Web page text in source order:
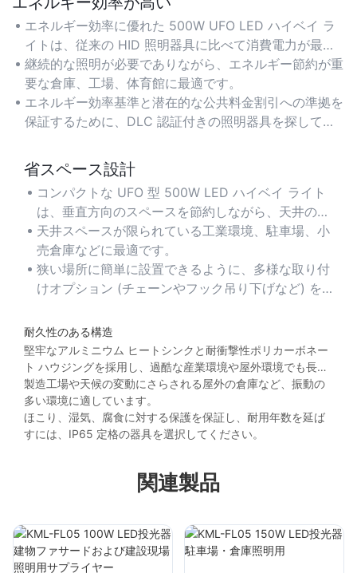
エネルギー効率に優れた 500W UFO LED ハイベイ ラ
イトは、従来の HID 照明器具に比べて消費電力が最大
50% 少なく、広いスペースの長期的な電気コストを削
減します。
継続的な照明が必要でありながら、エネルギー節約が重
要な倉庫、工場、体育館に最適です。
エネルギー効率基準と潜在的な公共料金割引への準拠を
保証するために、DLC 認証付きの照明器具を探してく
省スペース設計
コンパクトな UFO 型 500W LED ハイベイ ライト
は、垂直方向のスペースを節約しながら、天井の高
い環境で最適な光の分布を実現します。
天井スペースが限られている工業環境、駐車場、小
売倉庫などに最適です。
狭い場所に簡単に設置できるように、多様な取り付
けオプション (チェーンやフック吊り下げなど) を
耐久性のある構造
堅牢なアルミニウム ヒートシンクと耐衝撃性ポリカーボネー
ト ハウジングを採用し、過酷な産業環境や屋外環境でも長寿
命を実現します。
製造工場や天候の変動にさらされる屋外の倉庫など、振動の
多い環境に適しています。
ほこり、湿気、腐食に対する保護を保証し、耐用年数を延ば
すには、IP65 定格の器具を選択してください。
関連製品